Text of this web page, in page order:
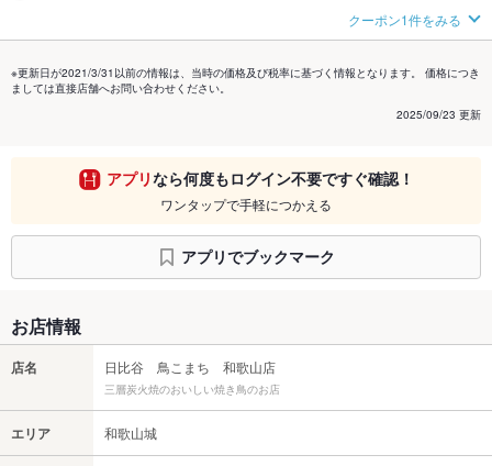
クーポン1件をみる
※更新日が2021/3/31以前の情報は、当時の価格及び税率に基づく情報となります。 価格につき
ましては直接店舗へお問い合わせください。
2025/09/23 更新
アプリなら何度もログイン不要ですぐ確認！
ワンタップで手軽につかえる
アプリでブックマーク
お店情報
店名 日比谷 鳥こまち 和歌山店
三層炭火焼のおいしい焼き鳥のお店
エリア 和歌山城